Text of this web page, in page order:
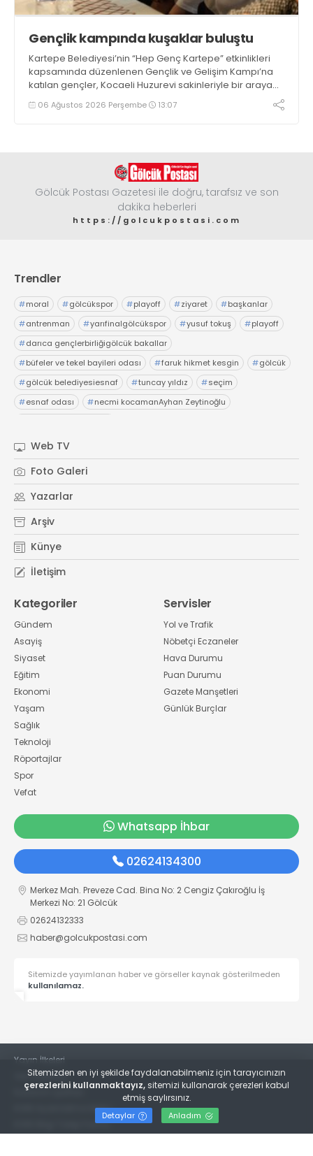
Gençlik kampında kuşaklar buluştu
Kartepe Belediyesi’nin “Hep Genç Kartepe” etkinlikleri
kapsamında düzenlenen Gençlik ve Gelişim Kampı’na
katılan gençler, Kocaeli Huzurevi sakinleriyle bir araya
geldi06 Ağustos 2026 Perşembe 13:07
Gölcük Postası Gazetesi ile doğru, tarafsız ve son
dakika heberleri
https://golcukpostasi.com
Trendler
#moral #gölcükspor #playoff #ziyaret #başkanlar
#antrenman #yarıfinalgölcükspor #yusuf tokuş #playoff
#darıca gençlerbirliğigölcük bakallar
#büfeler ve tekel bayileri odası #faruk hikmet kesgin #gölcük
#gölcük belediyesiesnaf #tuncay yıldız #seçim
#esnaf odası #necmi kocamanAyhan Zeytinoğlu
Web TV
Foto Galeri
Yazarlar
Arşiv
Künye
İletişim
Kategoriler
Gündem
Asayiş
Siyaset
Eğitim
Ekonomi
Yaşam
Sağlık
Teknoloji
Röportajlar
Spor
Vefat
Servisler
Yol ve Trafik
Nöbetçi Eczaneler
Hava Durumu
Puan Durumu
Gazete Manşetleri
Günlük Burçlar
Whatsapp İhbar
02624134300
Merkez Mah. Preveze Cad. Bina No: 2 Cengiz Çakıroğlu İş
Merkezi No: 21 Gölcük
02624132333
haber@golcukpostasi.com
Sitemizde yayımlanan haber ve görseller kaynak gösterilmeden
kullanılamaz.
Yayın İlkeleri
Veri Politikası
Kullanım Şartları
KVKK Aydınlatma Metni
KVKK Bilgi Talep Formu
Sitemizden en iyi şekilde faydalanabilmeniz için tarayıcınızın
çerezlerini kullanmaktayız, sitemizi kullanarak çerezleri kabul
etmiş saylırsınız.
Detaylar Anladım